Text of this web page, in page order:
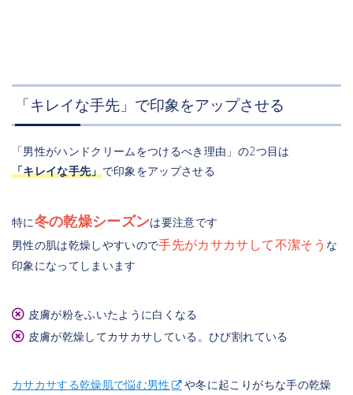
「キレイな手先」で印象をアップさせる
「男性がハンドクリームをつけるべき理由」の2つ目は
「キレイな手先」 で印象をアップさせる
特に冬の乾燥シーズンは要注意です
男性の肌は乾燥しやすいので手先がカサカサして不潔そう な
印象になってしまいます
皮膚が粉をふいたように白くなる
皮膚が乾燥してカサカサしている。ひび割れている
カサカサする乾燥肌で悩む男性
や冬に起こりがちな手の乾燥